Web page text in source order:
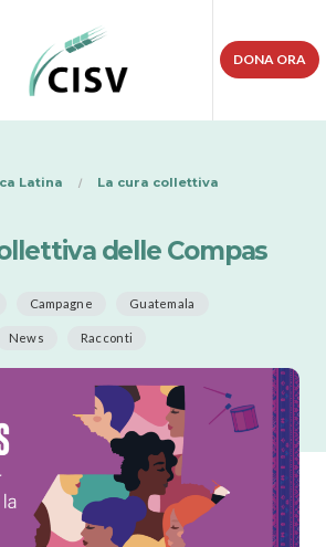
DONA ORA
Latina
La cura collettiva
delle Compas
Campagne Guatemala
News Racconti